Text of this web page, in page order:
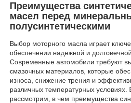
Преимущества
масел перед
полусинтетическими
Выбор моторного масла играет
обеспечении надежной и
Современные автомобили требуют
смазочных материалов, которые
износа, снижение трения и
различных температурных условиях.
рассмотрим, в чем преимущества